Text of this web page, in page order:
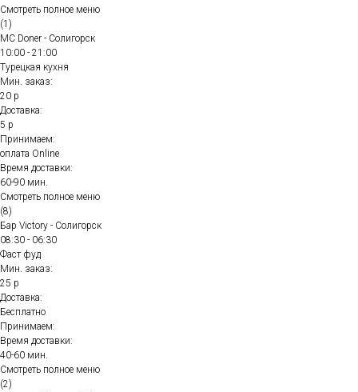
Смотреть полное меню
(1)
MC Doner - Солигорск
10:00 - 21:00
Турецкая кухня
Мин. заказ:
20 р
Доставка:
5 р
Принимаем:
оплата Online
Время доставки:
60-90 мин.
Смотреть полное меню
(8)
Бар Victory - Солигорск
08:30 - 06:30
Фаст фуд
Мин. заказ:
25 р
Доставка:
Бесплатно
Принимаем:
Время доставки:
40-60 мин.
Смотреть полное меню
(2)